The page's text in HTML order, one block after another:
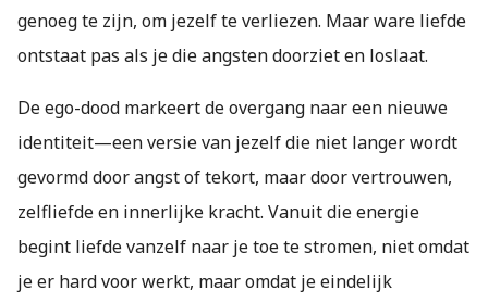
genoeg te zijn, om jezelf te verliezen. Maar ware liefde
ontstaat pas als je die angsten doorziet en loslaat.
De ego-dood markeert de overgang naar een nieuwe
identiteit—een versie van jezelf die niet langer wordt
gevormd door angst of tekort, maar door vertrouwen,
zelfliefde en innerlijke kracht. Vanuit die energie
begint liefde vanzelf naar je toe te stromen, niet omdat
je er hard voor werkt, maar omdat je eindelijk